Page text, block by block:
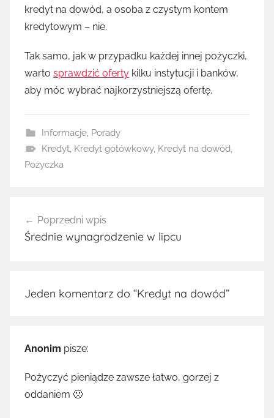
kredyt na dowód, a osoba z czystym kontem
kredytowym – nie.
Tak samo, jak w przypadku każdej innej pożyczki,
warto sprawdzić oferty kilku instytucji i banków,
aby móc wybrać najkorzystniejszą ofertę.
Informacje, Porady
Kredyt, Kredyt gotówkowy, Kredyt na dowód,
Pożyczka
wpisu
Poprzedni wpis
Średnie wynagrodzenie w lipcu
Jeden komentarz do “Kredyt na dowód”
Anonim pisze:
Pożyczyć pieniądze zawsze łatwo, gorzej z
oddaniem 🙁